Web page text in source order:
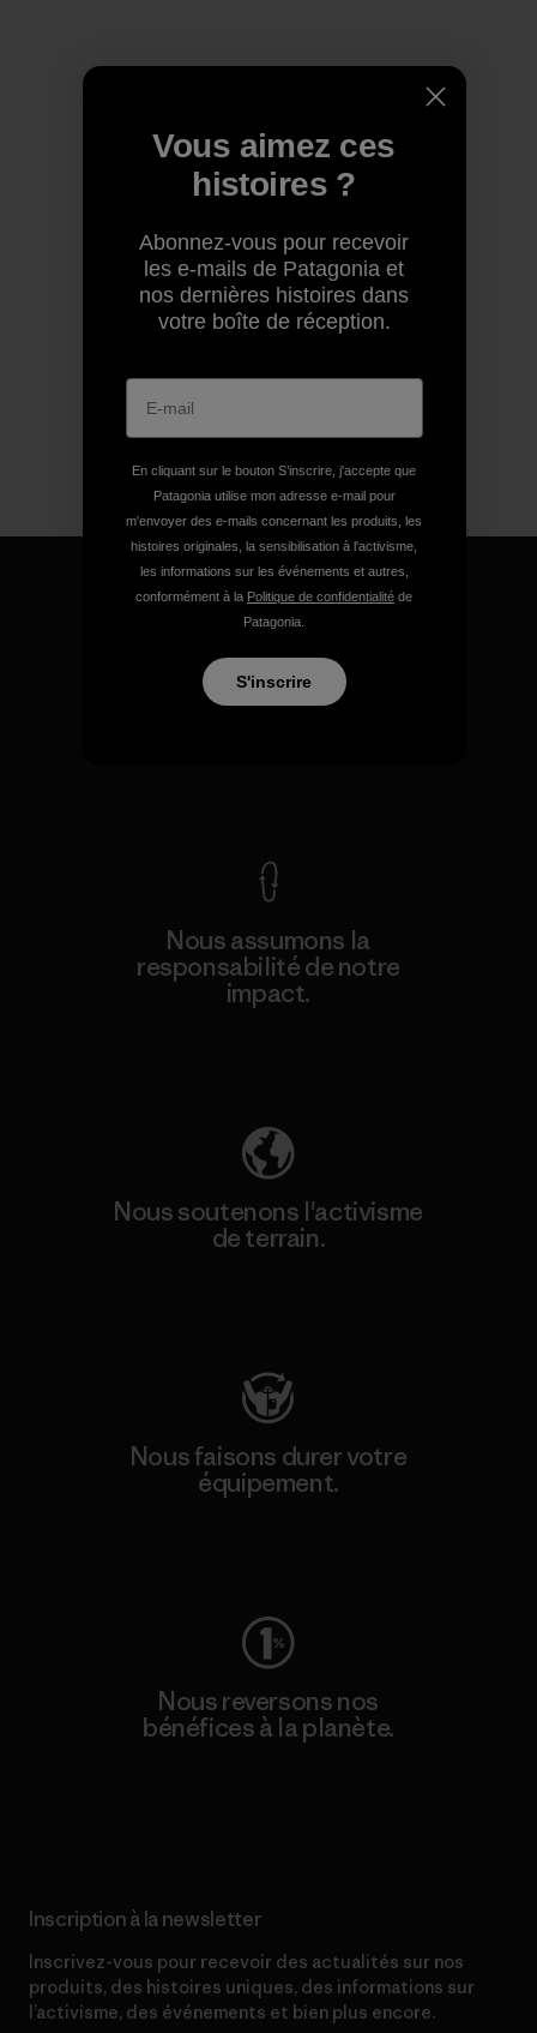
Nous garantissons tous les
produits que nous
Nous assumons la
responsabilité de notre
impact.
Nous soutenons l'activisme
de terrain.
Nous faisons durer votre
équipement.
Nous reversons nos
bénéfices à la planète.
Inscription à la newsletter
Inscrivez-vous pour recevoir des actualités sur nos
produits, des histoires uniques, des informations sur
l’activisme, des événements et bien plus encore.
Vous aimez ces
histoires ?
Abonnez-vous pour recevoir
les e-mails de Patagonia et
nos dernières histoires dans
votre boîte de réception.
En cliquant sur le bouton S’inscrire, j'accepte que
Patagonia utilise mon adresse e-mail pour
m'envoyer des e-mails concernant les produits, les
histoires originales, la sensibilisation à l'activisme,
les informations sur les événements et autres,
conformément à la Politique de confidentialité de
Patagonia.
S'inscrire